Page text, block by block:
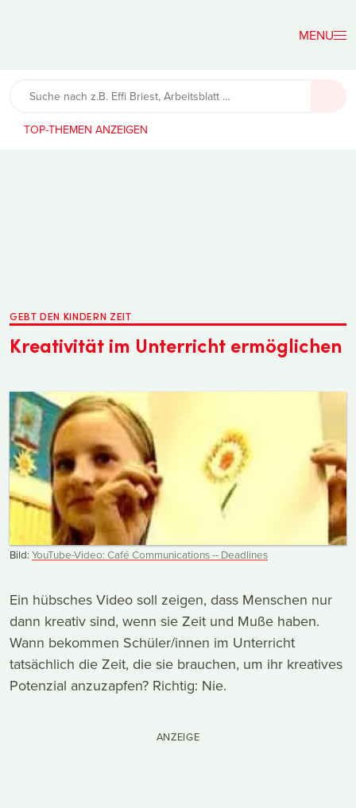
Lehrerfreund
TOP-THEMEN
GEBT DEN KINDERN ZEIT
Kreativität im Unterricht ermöglichen
Bild:YouTube-Video: Café Communications -- Deadlines
Ein hübsches Video soll zeigen, dass Menschen nur
dann kreativ sind, wenn sie Zeit und Muße haben.
Wann bekommen Schüler/innen im Unterricht
tatsächlich die Zeit, die sie brauchen, um ihr kreatives
Potenzial anzuzapfen? Richtig: Nie.
ANZEIGE